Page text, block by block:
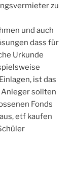
zu
und auch
dass für
Urkunde
ist das
sollten
Fonds
etf kaufen